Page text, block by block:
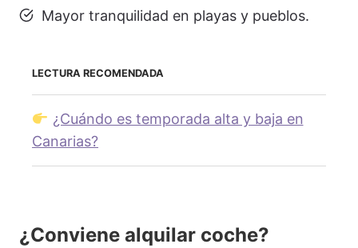
Mayor tranquilidad en playas y pueblos.
LECTURA RECOMENDADA
¿Cuándo es temporada alta y baja en
Canarias?
¿Conviene alquilar coche?